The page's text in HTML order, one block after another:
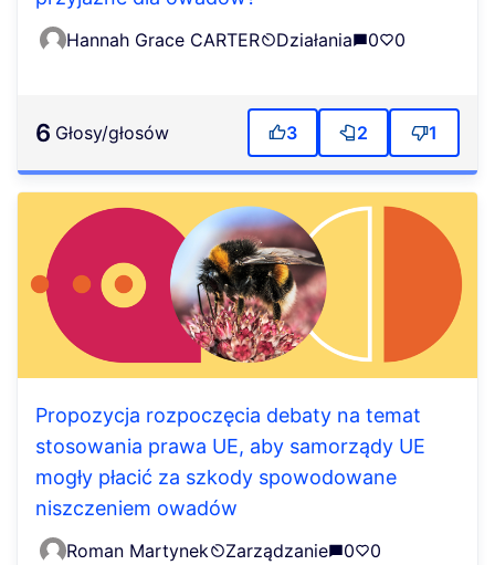
Hannah Grace CARTER Działania 0 0
6 głosy/głosów 3 2 1
Propozycja rozpoczęcia debaty na temat
stosowania prawa UE, aby samorządy UE
mogły płacić za szkody spowodowane
niszczeniem owadów
Roman Martynek Zarządzanie 0 0